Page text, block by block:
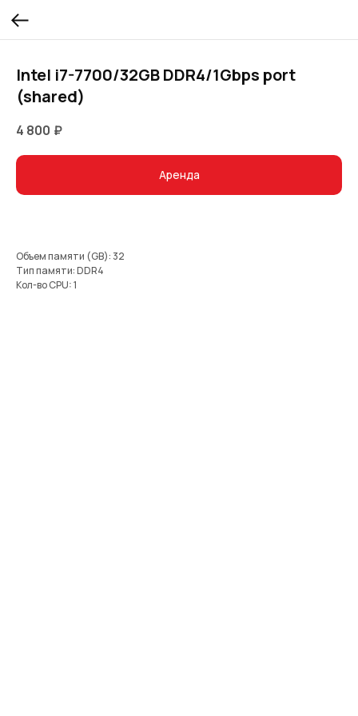
Intel i7-7700/32GB DDR4/1Gbps port
(shared)
4 800 ₽
Аренда
Объем памяти (GB): 32
Тип памяти: DDR4
Кол-во CPU: 1